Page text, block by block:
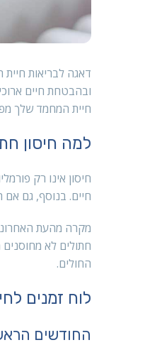
דאגה לבריאות
ובהבטחת חיים
חיית המחמד שלך
למה חיסון
חיסון אינו רק
חיים. בנוסף, גם אם
מקרה מהעת
חתולים לא
החולים.
לוח זמנים
החודשים